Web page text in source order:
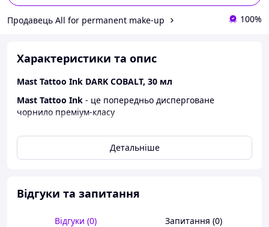
Продавець All for permanent make-up 100%
Характеристики та опис
Mast Tattoo Ink DARK COBALT, 30 мл
Mast Tattoo Ink - це попередньо дисперговане
чорнило преміум-класу
художників сміливішими, довговічнішими кольорами
Воно швидко проникає у шкіру, виділяється сміливо і
Детальніше
Відгуки та запитання
Відгуки (0) Запитання (0)